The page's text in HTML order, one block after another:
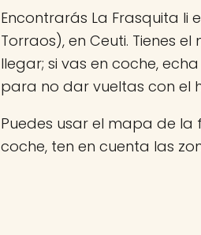
Encontrarás La Frasquita Ii
Torraos), en Ceuti. Tienes
llegar; si vas en coche,
para no dar vueltas con el
Puedes usar el mapa de la
coche, ten en cuenta las